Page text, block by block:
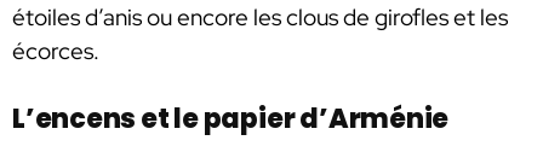
étoiles d’anis ou encore les clous de girofles et les
écorces.
L’encens et le papier d’Arménie